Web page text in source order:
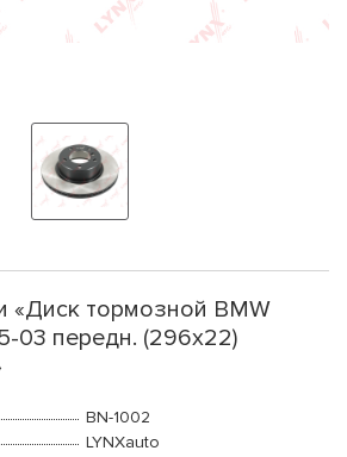
«Диск тормозной BMW
03 передн. (296x22)
BN-1002
LYNXauto